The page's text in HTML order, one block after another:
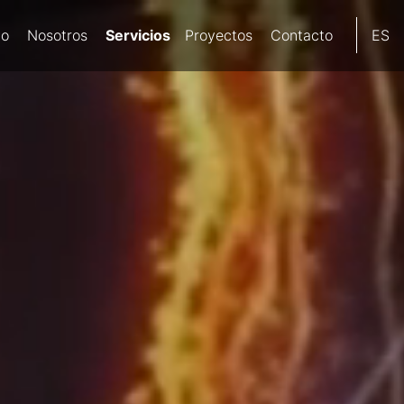
Nosotros
Servicios
Proyectos
Contacto ES